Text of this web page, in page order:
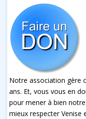
Notre association gère
ans. Et, vous vous en
pour mener à bien
mieux respecter Venise